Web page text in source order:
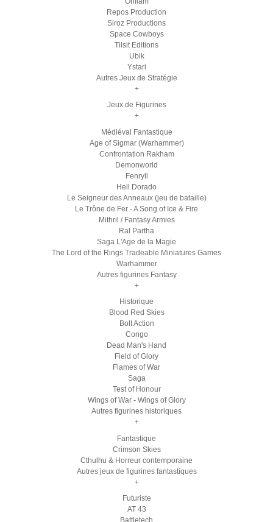
Repos Production
Siroz Productions
Space Cowboys
Tilsit Editions
Ubik
Ystari
Autres Jeux de Stratégie
+
Jeux de Figurines
+
Médiéval Fantastique
Age of Sigmar (Warhammer)
Confrontation Rakham
Demonworld
Fenryll
Hell Dorado
Le Seigneur des Anneaux (jeu de bataille)
Le Trône de Fer - A Song of Ice & Fire
Mithril / Fantasy Armies
Ral Partha
Saga L'Age de la Magie
The Lord of the Rings Tradeable Miniatures Games
Warhammer
Autres figurines Fantasy
+
Historique
Blood Red Skies
Bolt Action
Congo
Dead Man's Hand
Field of Glory
Flames of War
Saga
Test of Honour
Wings of War - Wings of Glory
Autres figurines historiques
+
Fantastique
Crimson Skies
Cthulhu & Horreur contemporaine
Autres jeux de figurines fantastiques
+
Futuriste
AT 43
Battletech